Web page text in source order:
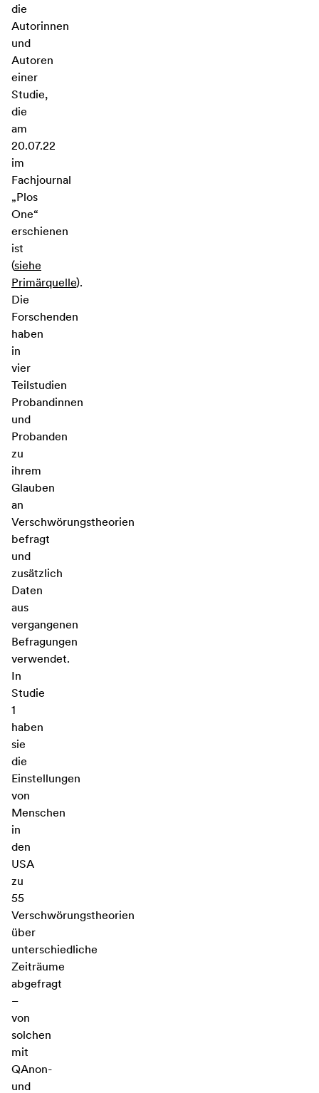
die
Autorinnen
und
Autoren
einer
Studie,
die
am
20.07.22
im
Fachjournal
„Plos
One“
erschienen
ist
(siehe
Primärquelle).
Die
Forschenden
haben
in
vier
Teilstudien
Probandinnen
und
Probanden
zu
ihrem
Glauben
an
Verschwörungstheorien
befragt
und
zusätzlich
Daten
aus
vergangenen
Befragungen
verwendet.
In
Studie
1
haben
sie
die
Einstellungen
von
Menschen
in
den
USA
zu
55
Verschwörungstheorien
über
unterschiedliche
Zeiträume
abgefragt
–
von
solchen
mit
QAnon-
und